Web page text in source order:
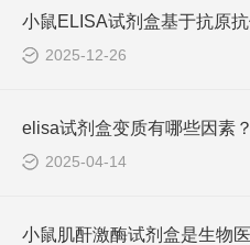
2025-12-26
elisa试剂盒变质有哪些因素？
2025-04-14